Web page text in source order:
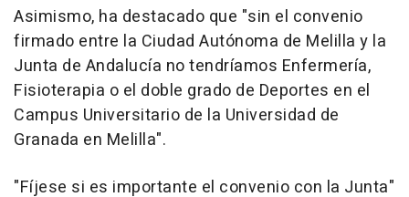
Asimismo, ha destacado que "sin el convenio
firmado entre la Ciudad Autónoma de Melilla y la
Junta de Andalucía no tendríamos Enfermería,
Fisioterapia o el doble grado de Deportes en el
Campus Universitario de la Universidad de
Granada en Melilla".
"Fíjese si es importante el convenio con la Junta"